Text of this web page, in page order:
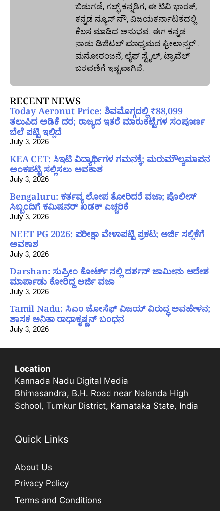
ಬಿಡುಗಡೆ, ಗಲ್ಫ್ ಕನ್ನಡಿಗ, ಈ ಟಿವಿ ಭಾರತ್,
ಕನ್ನಡ ನ್ಯೂಸ್ ನೌ, ವಿಜಯಕರ್ನಾಟಕದಲ್ಲಿ
ಕೆಲಸ ಮಾಡಿದ ಅನುಭವ. ಈಗ ಕನ್ನಡ
ನಾಡು ಡಿಜಿಟಲ್‌ ಮಾಧ್ಯಮದ ಫ್ರೀಲಾನ್ಸರ್ .
ಮನೋರಂಜನೆ, ಲೈಫ್ ಸ್ಟೈಲ್, ಟ್ರಾವೆಲ್
ಬರವಣಿಗೆ ಇಷ್ಟವಾಗಿದೆ.
RECENT NEWS
Today Aeronut Price: ಶಿವಮೊಗ್ಗದಲ್ಲಿ ₹88,099
ತಲುಪಿದ ಅಡಿಕೆ ದರ; ರಾಜ್ಯದ ಇತರೆ ಮಾರುಕಟ್ಟೆಗಳ ಸಂಪೂರ್ಣ
ಬೆಲೆ ಪಟ್ಟಿ ಇಲ್ಲಿದೆ
July 3, 2026
KEA CET: ಸಿಇಟಿ ವಿದ್ಯಾರ್ಥಿಗಳ ಗಮನಕ್ಕೆ; ಮರುಮೌಲ್ಯಮಾಪನ
ಅಂಕಪಟ್ಟಿ ಸಲ್ಲಿಸಲು ಅವಕಾಶ
July 3, 2026
Bengaluru: ಕರ್ತವ್ಯ ಲೋಪ ತೋರಿದರೆ ವಜಾ; ಪೊಲೀಸ್
ಸಿಬ್ಬಂದಿಗೆ ಕಮಿಷನರ್ ಖಡಕ್ ಎಚ್ಚರಿಕೆ
July 3, 2026
NEET PG 2026: ಪರೀಕ್ಷಾ ವೇಳಾಪಟ್ಟಿ ಪ್ರಕಟ; ಅರ್ಜಿ ಸಲ್ಲಿಕೆಗೆ
ಅವಕಾಶ
July 3, 2026
Darshan: ಸುಪ್ರೀಂ ಕೋರ್ಟ್ ನಲ್ಲಿ ದರ್ಶನ್ ಜಾಮೀನು ಆದೇಶ
ಮಾರ್ಪಾಡು ಕೋರಿದ್ದ ಅರ್ಜಿ ವಜಾ
July 3, 2026
Tamil Nadu: ಸಿಎಂ ಜೋಸೆಫ್ ವಿಜಯ್ ವಿರುದ್ಧ ಅವಹೇಳನ;
ಶಾಸಕ ಅನಿತಾ ರಾಧಾಕೃಷ್ಣನ್ ಬಂಧನ
July 3, 2026
Location
Kannada Nadu Digital Media
Bhimasandra, B.H. Road near Nalanda High
School, Tumkur District, Karnataka State, India
Quick Links
About Us
Privacy Policy
Terms and Conditions